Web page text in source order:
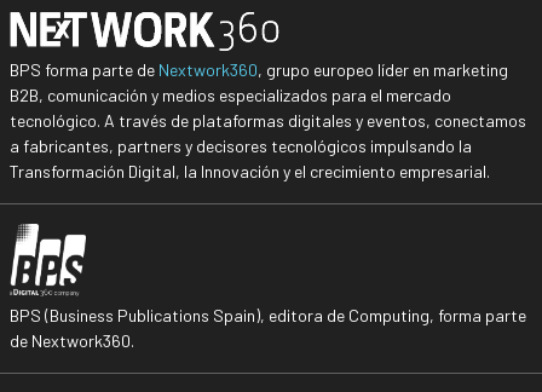
BPS forma parte de Nextwork360, grupo europeo líder en marketing
B2B, comunicación y medios especializados para el mercado
tecnológico. A través de plataformas digitales y eventos, conectamos
a fabricantes, partners y decisores tecnológicos impulsando la
Transformación Digital, la Innovación y el crecimiento empresarial.
BPS (Business Publications Spain), editora de Computing, forma parte
de Nextwork360.